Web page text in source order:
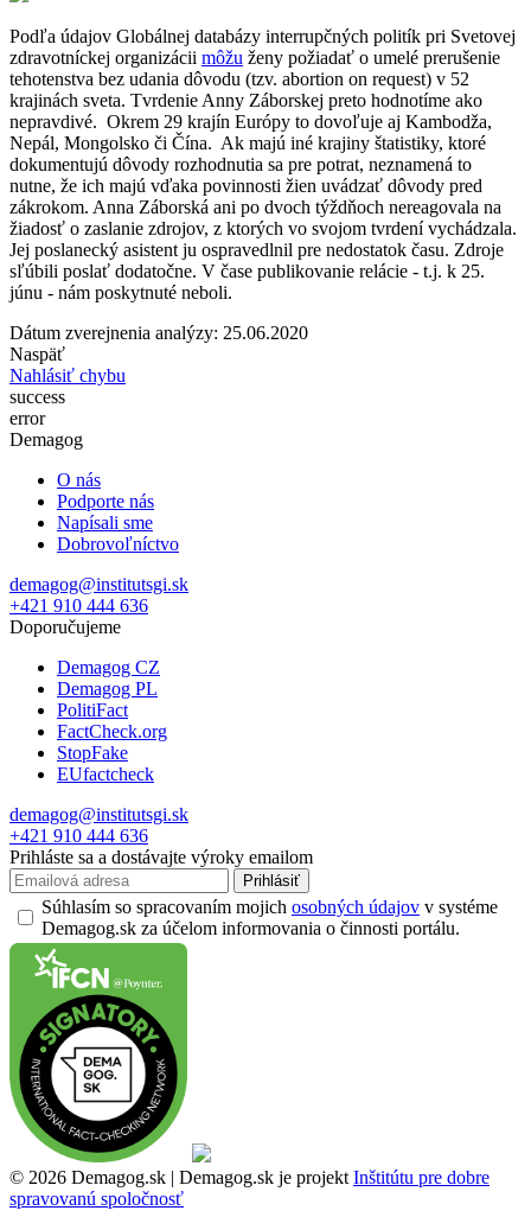
Podľa údajov Globálnej databázy interrupčných politík pri Svetovej
zdravotníckej organizácii môžu ženy požiadať o umelé prerušenie
tehotenstva bez udania dôvodu (tzv. abortion on request) v 52
krajinách sveta. Tvrdenie Anny Záborskej preto hodnotíme ako
nepravdivé. Okrem 29 krajín Európy to dovoľuje aj Kambodža,
Nepál, Mongolsko či Čína. Ak majú iné krajiny štatistiky, ktoré
dokumentujú dôvody rozhodnutia sa pre potrat, neznamená to
nutne, že ich majú vďaka povinnosti žien uvádzať dôvody pred
zákrokom. Anna Záborská ani po dvoch týždňoch nereagovala na
žiadosť o zaslanie zdrojov, z ktorých vo svojom tvrdení vychádzala.
Jej poslanecký asistent ju ospravedlnil pre nedostatok času. Zdroje
sľúbili poslať dodatočne. V čase publikovanie relácie - t.j. k 25.
júnu - nám poskytnuté neboli.
Dátum zverejnenia analýzy: 25.06.2020
Naspäť
Nahlásiť chybu
success
error
Demagog
O nás
Podporte nás
Napísali sme
Dobrovoľníctvo
demagog@institutsgi.sk
+421 910 444 636
Doporučujeme
Demagog CZ
Demagog PL
PolitiFact
FactCheck.org
StopFake
EUfactcheck
demagog@institutsgi.sk
+421 910 444 636
Prihláste sa a dostávajte výroky emailom
Prihlásiť
Súhlasím so spracovaním mojich osobných údajov v systéme
Demagog.sk za účelom informovania o činnosti portálu.
© 2026 Demagog.sk | Demagog.sk je projekt Inštitútu pre dobre
spravovanú spoločnosť